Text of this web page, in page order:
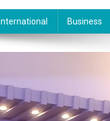
International Business